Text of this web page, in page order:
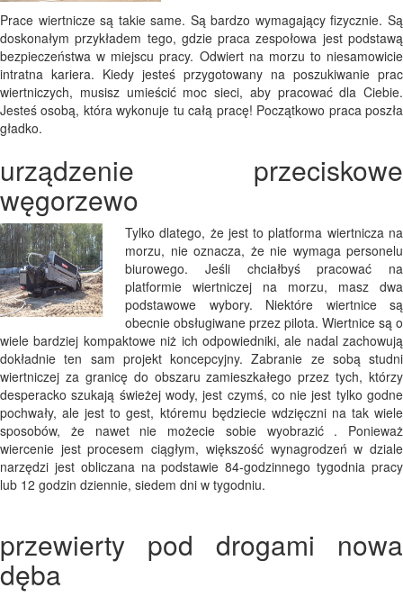
Prace wiertnicze są takie same. Są bardzo wymagający fizycznie. Są
doskonałym przykładem tego, gdzie praca zespołowa jest podstawą
bezpieczeństwa w miejscu pracy. Odwiert na morzu to niesamowicie
intratna kariera. Kiedy jesteś przygotowany na poszukiwanie prac
wiertniczych, musisz umieścić moc sieci, aby pracować dla Ciebie.
Jesteś osobą, która wykonuje tu całą pracę! Początkowo praca poszła
gładko.
urządzenie przeciskowe
węgorzewo
Tylko dlatego, że jest to platforma wiertnicza na
morzu, nie oznacza, że ​​nie wymaga personelu
biurowego. Jeśli chciałbyś pracować na
platformie wiertniczej na morzu, masz dwa
podstawowe wybory. Niektóre wiertnice są
obecnie obsługiwane przez pilota. Wiertnice są o
wiele bardziej kompaktowe niż ich odpowiedniki, ale nadal zachowują
dokładnie ten sam projekt koncepcyjny. Zabranie ze sobą studni
wiertniczej za granicę do obszaru zamieszkałego przez tych, którzy
desperacko szukają świeżej wody, jest czymś, co nie jest tylko godne
pochwały, ale jest to gest, któremu będziecie wdzięczni na tak wiele
sposobów, że nawet nie możecie sobie wyobrazić . Ponieważ
wiercenie jest procesem ciągłym, większość wynagrodzeń w dziale
narzędzi jest obliczana na podstawie 84-godzinnego tygodnia pracy
lub 12 godzin dziennie, siedem dni w tygodniu.
przewierty pod drogami nowa
dęba